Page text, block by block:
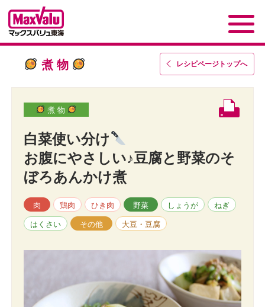
レシピページトップへ
煮 物
煮 物
白菜使い分け
お腹にやさしい♪豆腐と野菜のそ
ぼろあんかけ煮
肉 鶏肉 ひき肉 野菜 しょうが ねぎ
はくさい その他 大豆・豆腐